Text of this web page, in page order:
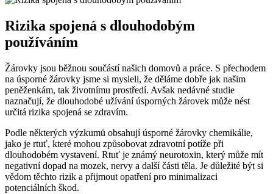
Rizika spojená s dlouhodobým
‍používáním
Žárovky jsou běžnou součástí našich domovů a práce. S‌ přechodem
na úsporné žárovky jsme si⁣ mysleli, že děláme‌ dobře ​jak našim
peněženkám, tak životnímu prostředí. Avšak nedávné studie
naznačují, že dlouhodobé užívání úsporných žárovek může nést
určitá⁤ rizika⁢ spojená se zdravím.
Podle některých výzkumů obsahují úsporné žárovky chemikálie,
jako je rtuť, které mohou způsobovat zdravotní potíže při
dlouhodobém vystavení. Rtuť je známý neurotoxin, který může mít
negativní dopad na⁣ mozek, nervy a další části‍ těla. Je důležité být si
vědom těchto rizik a přijmout opatření pro minimalizaci‍
potenciálních škod.